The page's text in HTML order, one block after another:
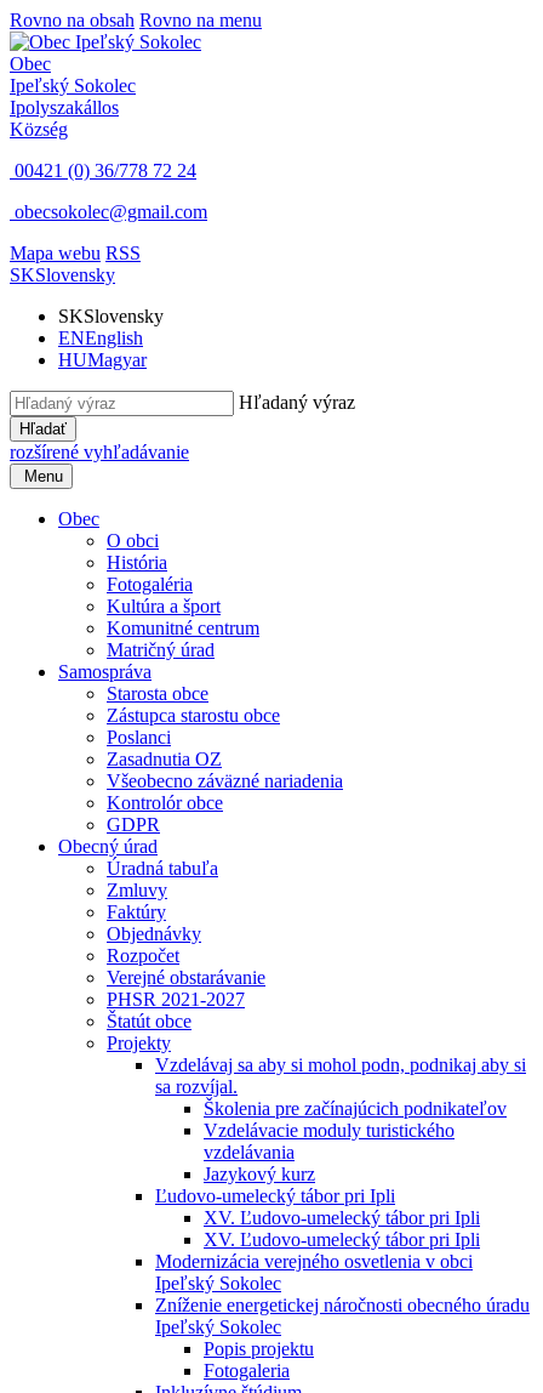
Rovno na obsah Rovno na menu
Obec
Ipeľský Sokolec
Ipolyszakállos
Község
00421 (0) 36/778 72 24
obecsokolec@gmail.com
Mapa webu RSS
SKSlovensky
SKSlovensky
ENEnglish
HUMagyar
Hľadaný výraz
Hľadať
rozšírené vyhľadávanie
Menu
Obec
O obci
História
Fotogaléria
Kultúra a šport
Komunitné centrum
Matričný úrad
Samospráva
Starosta obce
Zástupca starostu obce
Poslanci
Zasadnutia OZ
Všeobecno záväzné nariadenia
Kontrolór obce
GDPR
Obecný úrad
Úradná tabuľa
Zmluvy
Faktúry
Objednávky
Rozpočet
Verejné obstarávanie
PHSR 2021-2027
Štatút obce
Projekty
Vzdelávaj sa aby si mohol podn, podnikaj aby si
sa rozvíjal.
Školenia pre začínajúcich podnikateľov
Vzdelávacie moduly turistického
vzdelávania
Jazykový kurz
Ľudovo-umelecký tábor pri Ipli
XV. Ľudovo-umelecký tábor pri Ipli
XV. Ľudovo-umelecký tábor pri Ipli
Modernizácia verejného osvetlenia v obci
Ipeľský Sokolec
Zníženie energetickej náročnosti obecného úradu
Ipeľský Sokolec
Popis projektu
Fotogaleria